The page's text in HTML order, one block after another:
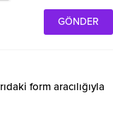
form aracılığıyla